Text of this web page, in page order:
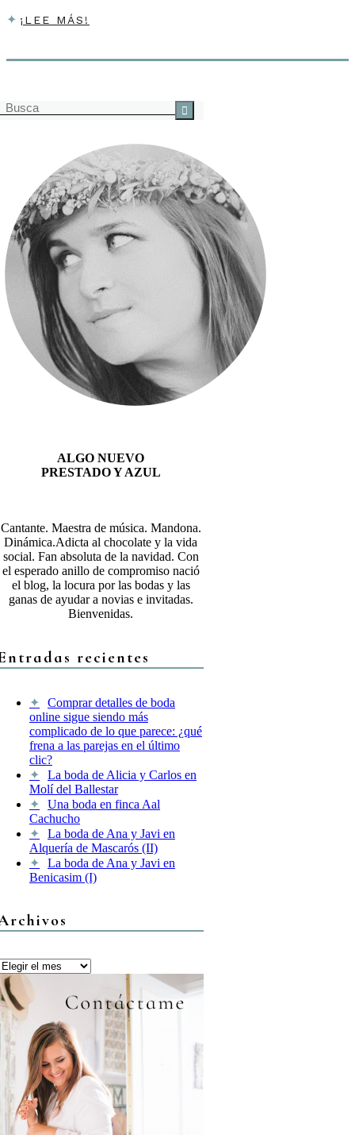
¡LEE MÁS!
Buscar
por:
ALGO NUEVO
PRESTADO Y AZUL
Cantante. Maestra de música. Mandona.
Dinámica.Adicta al chocolate y la vida
social. Fan absoluta de la navidad. Con
el esperado anillo de compromiso nació
el blog, la locura por las bodas y las
ganas de ayudar a novias e invitadas.
Bienvenidas.
recientes
Comprar detalles de boda
online sigue siendo más
complicado de lo que parece: ¿qué
frena a las parejas en el último
clic?
La boda de Alicia y Carlos en
Molí del Ballestar
Una boda en finca Aal
Cachucho
La boda de Ana y Javi en
Alquería de Mascarós (II)
La boda de Ana y Javi en
Benicasim (I)